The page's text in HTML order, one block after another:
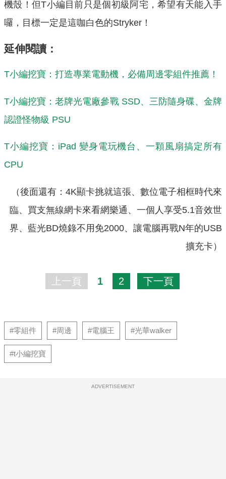
機殼！但T小編目前只是個初級阿宅，希望有天能入手
囉，目標一定是這咖白色的Stryker！
延伸閱讀：
T小編挖寶：打造專業電動機，必備周邊零組件推薦！
T小編挖寶：老牌光電廠參戰 SSD、三防隨身碟、金牌
認證怪物級 PSU
T小編挖寶：iPad 變身電玩機台、一顆風扇搞定所有
CPU
（後面還有：4K顯卡挑就這張、數位電子相框時代來
臨、買支無線網卡來看網樂通、一個人享受5.1音效世
界、藍光BD燒錄不用免2000、讓電腦再戰N年的USB
擴充卡）
上一頁 1 2 下一頁
#零組件 #周邊 #電腦王 #光華walker
#t小編挖寶
ADVERTISEMENT